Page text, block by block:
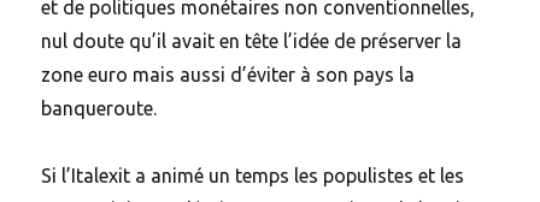
et de politiques monétaires non conventionnelles,
nul doute qu’il avait en tête l’idée de préserver la
zone euro mais aussi d’éviter à son pays la
banqueroute.
Si l’Italexit a animé un temps les populistes et les